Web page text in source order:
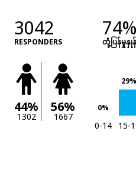
3042
RESPONDERS
74%
တုံံ့ပြန်မှုနှုန်
44%
1302
56%
1667
0%
29%
0-14 15-